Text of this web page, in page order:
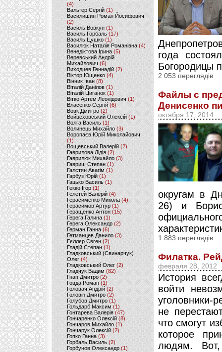
(4)
Вальтер Сергій (1)
Василишин Роман Йосифович
(2)
Василь Вовкун (1)
Василь Горбаль (17)
Василь Цушко (1)
Василюк Наталія Романівна (4)
Венедіктова Ірина(5)
Веревський Андрій
Михайлович (6)
Виходцев Геннадій (2)
Віктор Ющенко (4)
Вінник Іван (8)
Віталій Данілов (1)
Віталій Циганок (1)
Вітко Артем Леонідович(1)
Власенко Сергій (6)
Вовк Дмитро(2)
Войцеховський Олексій(1)
Волга Василь (1)
Волинець Михайло (3)
Воропаєв Юрій Миколайович
(1)
Вощевський Валерій(2)
Гаврилова Лідія (2)
Гаврилюк Михайло (3)
Гавриш Степан (1)
Галстян Авагім (1)
Гарбуз Юрій (1)
Гацько Василь (1)
Гекко Ігор(1)
Гелетей Валерій (4)
Герасименко Микола (4)
Герасимов Артур (1)
Геращенко Антон(15)
Герега Галина (1)
Герега Олександр (2)
Герман Ганна (6)
Гетманцев Данило (3)
Гєллєр Євген (2)
Гладій Степан(1)
Гладковський (Свинарчук)
Олег (4)
Гладковський Олег (2)
Гладчук Вадим (82)
Гнап Дмитро (2)
Говда Роман(1)
Головач Андрій (2)
Головін Дмитро (2)
Голубов Дмитро (1)
Гольдарб Максим(1)
Гонтарева Валерія (47)
Гончаренко Олексій(8)
Гончаров Михайло (1)
Гончарук Олексій (2)
Гопко Ганна (3)
Горбаль Василь (2)
Горбунов Олександр (1)
года
Богородицы
2 053 переглядів
Файлы с
Денисенко
октября 17, 2014
округам в
26) и
1 883 переглядів
Филатка.
февраля 28, 2012
История
войти
уголовники-
не
что смогут
которое
людям. Вот,